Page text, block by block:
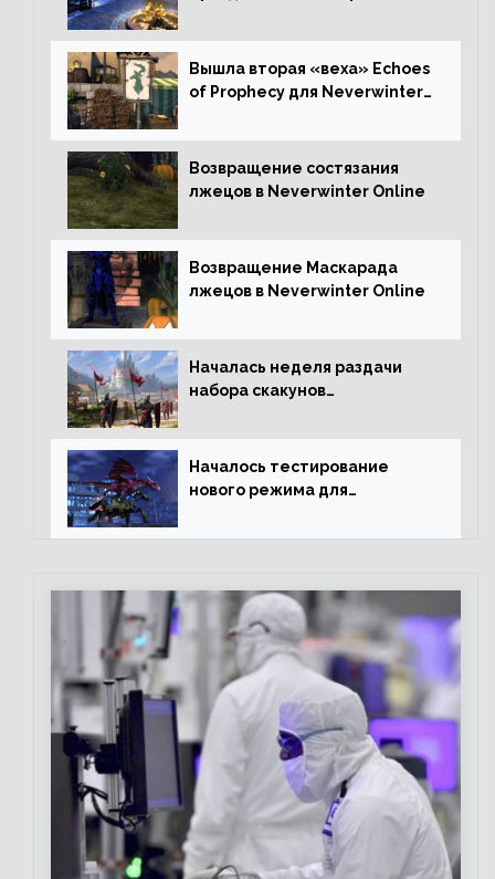
Вышла вторая «веха» Echoes
of Prophecy для Neverwinter
Возвращение состязания
лжецов в Neverwinter Online
Возвращение Маскарада
лжецов в Neverwinter Online
Началась неделя раздачи
набора скакунов
Началось тестирование
нового режима для
online